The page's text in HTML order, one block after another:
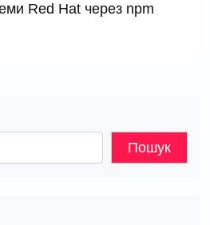
Red Hat через npm
Пошук